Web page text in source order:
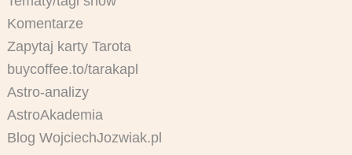
Komentarze
Zapytaj karty Tarota
buycoffee.to/tarakapl
Astro-analizy
AstroAkademia
Blog WojciechJozwiak.pl